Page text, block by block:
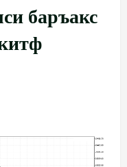
баръакс